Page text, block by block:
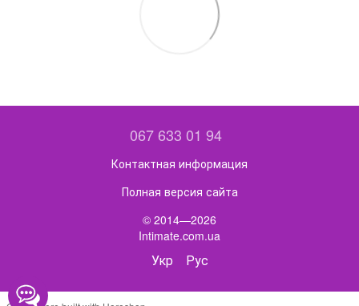
067 633 01 94
Контактная информация
Полная версия сайта
© 2014—2026
Intimate.com.ua
Укр Рус